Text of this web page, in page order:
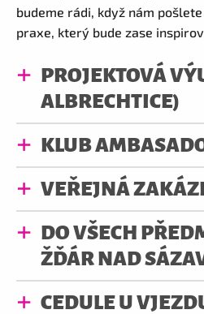
budeme rádi, když nám
praxe, který bude zase
PROJEKTOVÁ
ALBRECHTICE)
KLUB
VEŘEJNÁ
DO VŠECH
ŽĎÁR NAD
CEDULE U